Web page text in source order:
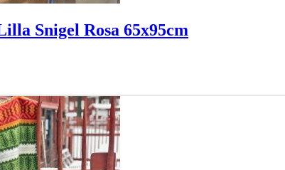
Snigel Rosa 65x95cm